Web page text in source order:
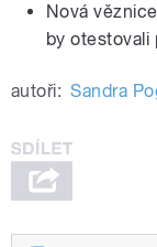
Nová
by otestovali
autoři: Sandra